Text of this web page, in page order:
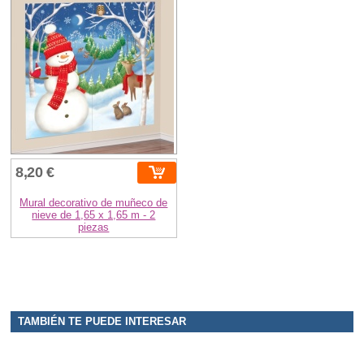
8,20 €
Mural decorativo de muñeco de
nieve de 1,65 x 1,65 m - 2
piezas
TAMBIÉN TE PUEDE INTERESAR